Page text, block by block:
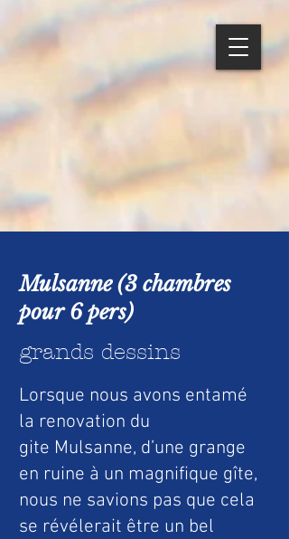
Mulsanne (3 chambres
pour 6 pers)
grands dessins
Lorsque nous avons entamé
la renovation du
gite Mulsanne, d’une grange
en ruine à un magnifique gîte,
nous ne savions pas que cela
se révélerait être un bel